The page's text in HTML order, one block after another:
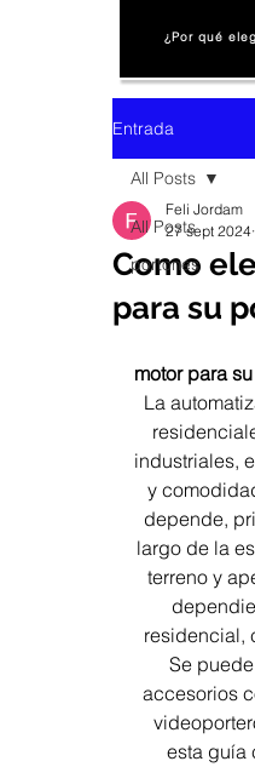
¿Por qué
Entrada
All Posts
portones
All Posts
Como
para su
Feli Jordam
27 sept 2024
motor para
La
industriales,
y
depende,
largo de la
terreno y
residencial,
Se
accesorios
esta guía